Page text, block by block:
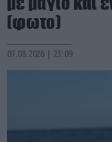
(φωτο)
07.08.2026 | 23:09